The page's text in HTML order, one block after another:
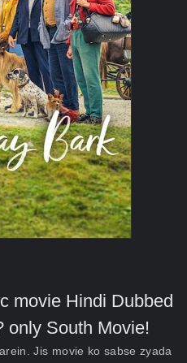
movie Hindi Dubbed
only South Movie!
Jis movie ko sabse zyada